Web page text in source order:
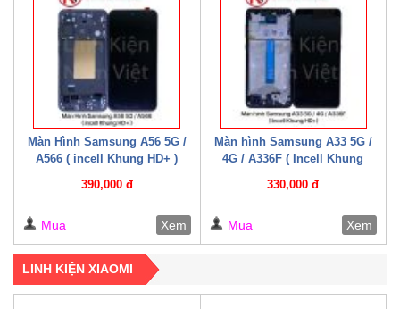
Màn Hình Samsung A56 5G /
A566 ( incell Khung HD+ )
390,000 đ
Mua Xem
Màn hình Samsung A33 5G /
4G / A336F ( Incell Khung
330,000 đ
Mua Xem
LINH KIỆN XIAOMI